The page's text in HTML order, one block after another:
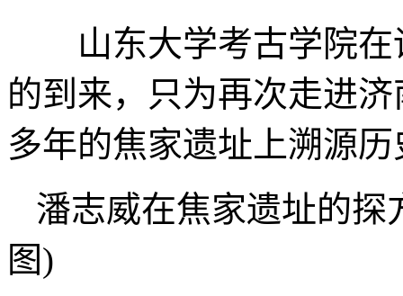
山东大学考古学院在
的到来，只为再次走进
多年的焦家遗址上溯源
潘志威在焦家遗址的探
图)